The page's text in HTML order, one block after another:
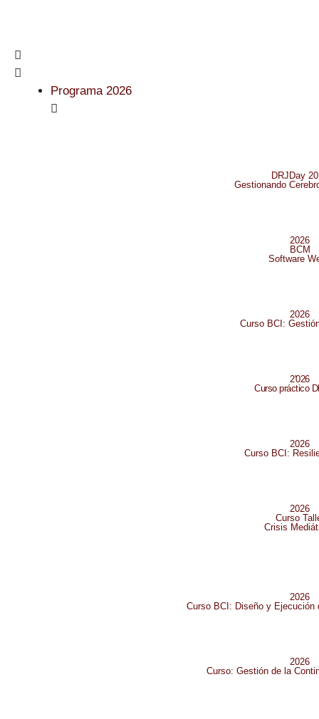
Programa 2026
DRJDay
Gestionando
2026
BCM
Software
2026
Curso BCI:
2'026
Curso práctico
2026
Curso BCI:
2026
Curso
Crisis
2026
Curso BCI: Diseño y
2026
Curso: Gestión de la